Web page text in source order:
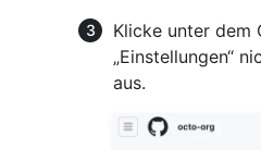
Klicke unter dem
„Einstellungen“
aus.